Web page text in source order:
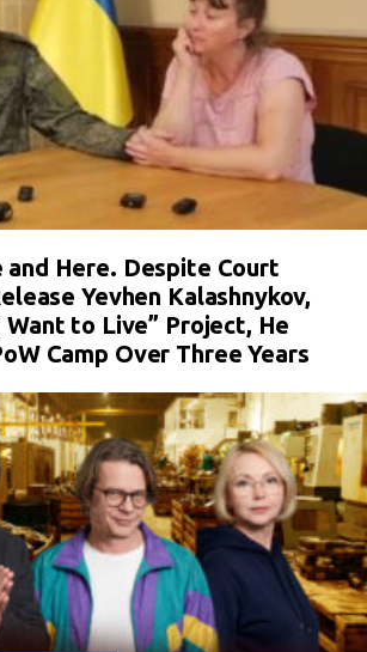
and Here. Despite Court
Yevhen Kalashnykov,
Want to Live” Project, He
Camp Over Three Years